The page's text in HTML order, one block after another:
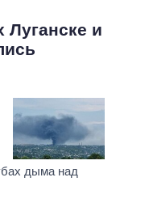
Луганске и
дыма над